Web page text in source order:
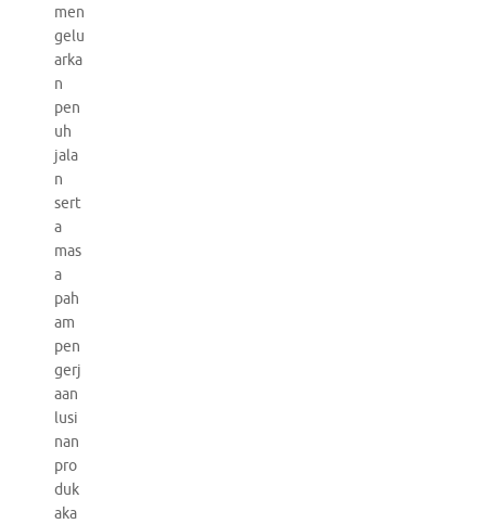
men
gelu
arka
n
pen
uh
jala
n
sert
a
mas
a
pah
am
pen
gerj
aan
lusi
nan
pro
duk
aka